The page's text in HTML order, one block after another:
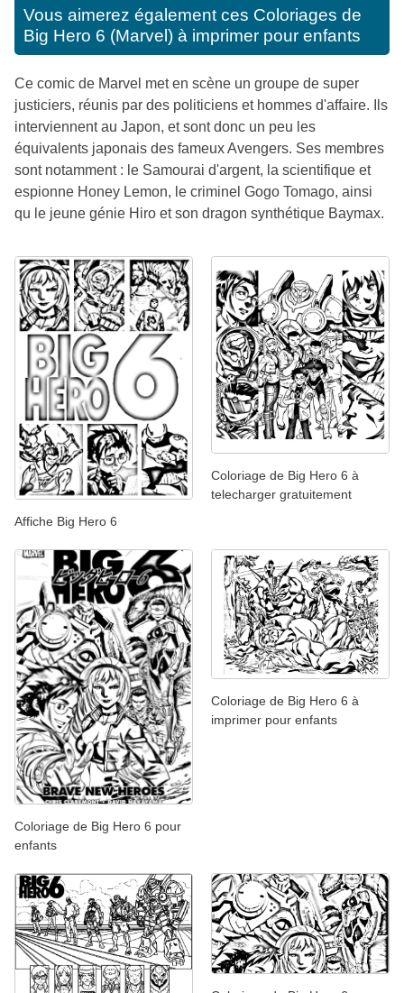
Vous aimerez également ces Coloriages de
Big Hero 6 (Marvel) à imprimer pour enfants
Ce comic de Marvel met en scène un groupe de super
justiciers, réunis par des politiciens et hommes d'affaire. Ils
interviennent au Japon, et sont donc un peu les
équivalents japonais des fameux Avengers. Ses membres
sont notamment : le Samourai d'argent, la scientifique et
espionne Honey Lemon, le criminel Gogo Tomago, ainsi
qu le jeune génie Hiro et son dragon synthétique Baymax.
Affiche Big Hero 6
Coloriage de Big Hero 6 à
telecharger gratuitement
Coloriage de Big Hero 6 pour
enfants
Coloriage de Big Hero 6 à
imprimer pour enfants